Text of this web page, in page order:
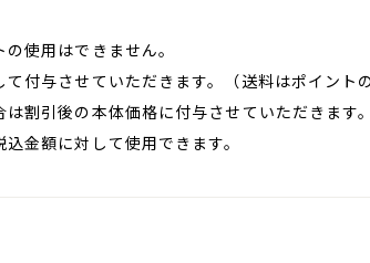
使用はできません。
付与させていただきます。（送料はポイント
割引後の本体価格に付与させていただきます。
金額に対して使用できます。